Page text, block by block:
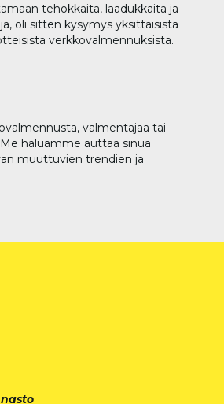
tehokkaita, laadukkaita ja
oli sitten kysymys yksittäisistä
verkkovalmennuksista.
valmentajaa tai
haluamme auttaa sinua
muuttuvien trendien ja